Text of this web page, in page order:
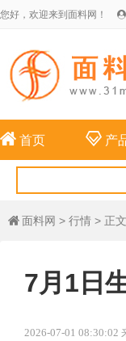
您好，欢迎来到面料网！ 
 首页 产
 面料网 > 行情 > 正文
7月1日
2026-07-01 08:30:02